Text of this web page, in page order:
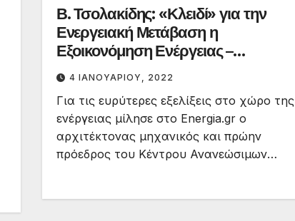
Β. Τσολακίδης: «Κλειδί» για την
Ενεργειακή Μετάβαση η
Εξοικονόμηση Ενέργειας –
Απαραίτητη η Αξιοποίηση της
Βιομάζας
4 ΙΑΝΟΥΑΡΊΟΥ, 2022
Για τις ευρύτερες εξελίξεις στο χώρο της
ενέργειας μίλησε στο Energia.gr ο
αρχιτέκτονας μηχανικός και πρώην
πρόεδρος του Κέντρου Ανανεώσιμων…